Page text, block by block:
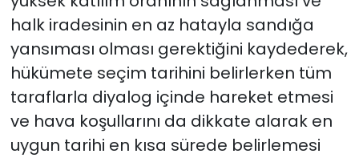
halk iradesinin en az hatayla sandığa
yansıması olması gerektiğini kaydederek,
hükümete seçim tarihini belirlerken tüm
taraflarla diyalog içinde hareket etmesi
ve hava koşullarını da dikkate alarak en
uygun tarihi en kısa sürede belirlemesi
Yazarlar